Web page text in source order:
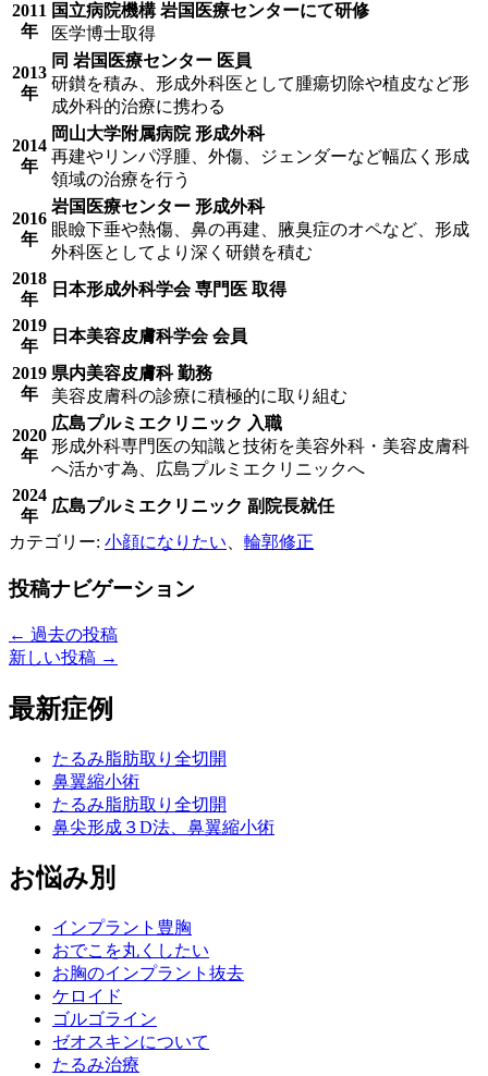
2011
年
国立病院機構 岩国医療センターにて研修
医学博士取得
2013
年
同 岩国医療センター 医員
研鑚を積み、形成外科医として腫瘍切除や植皮など形
成外科的治療に携わる
2014
年
岡山大学附属病院 形成外科
再建やリンパ浮腫、外傷、ジェンダーなど幅広く形成
領域の治療を行う
2016
年
岩国医療センター 形成外科
眼瞼下垂や熱傷、鼻の再建、腋臭症のオペなど、形成
外科医としてより深く研鑚を積む
2018
年
日本形成外科学会 専門医 取得
2019
年
日本美容皮膚科学会 会員
2019
年
県内美容皮膚科 勤務
美容皮膚科の診療に積極的に取り組む
2020
年
広島プルミエクリニック 入職
形成外科専門医の知識と技術を美容外科・美容皮膚科
へ活かす為、広島プルミエクリニックへ
2024
年
広島プルミエクリニック 副院長就任
カテゴリー: 小顔になりたい 輪郭修正
投稿ナビゲーション
← 過去の投稿
新しい投稿 →
最新症例
たるみ脂肪取り全切開
鼻翼縮小術
たるみ脂肪取り全切開
鼻尖形成３D法、鼻翼縮小術
お悩み別
インプラント豊胸
おでこを丸くしたい
お胸のインプラント抜去
ケロイド
ゴルゴライン
ゼオスキンについて
たるみ治療